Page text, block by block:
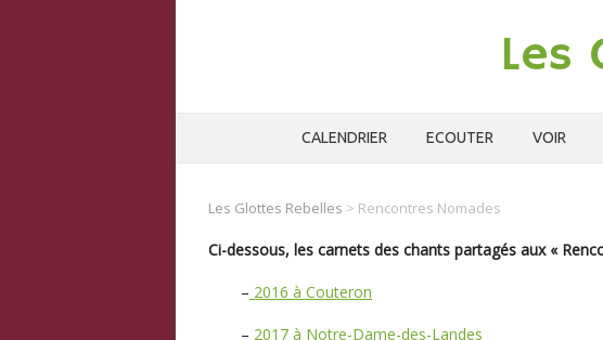
Les
CALENDRIER ECOUTER VOIR
Les Glottes Rebelles > Rencontres Nomades
Ci-dessous, les carnets des chants partagés aux «
– 2016 à Couteron
– 2017 à Notre-Dame-des-Landes